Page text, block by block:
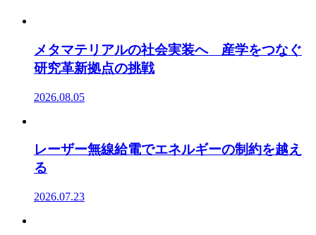
メタマテリアルの社会実装へ 産学をつなぐ
研究革新拠点の挑戦
2026.08.05
レーザー無線給電でエネルギーの制約を越え
る
2026.07.23